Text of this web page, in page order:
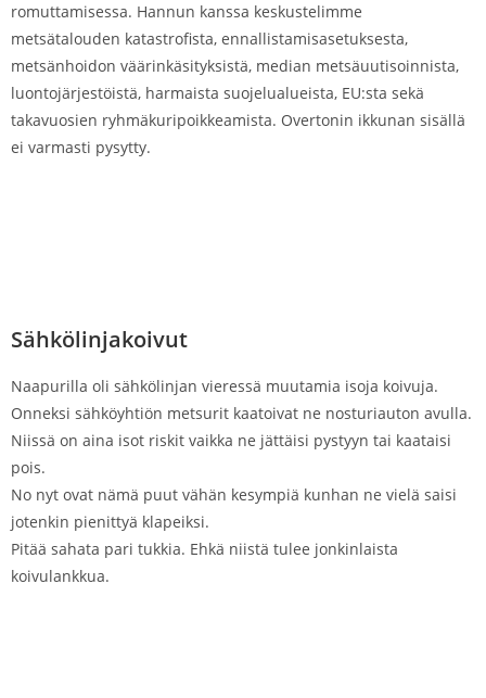
romuttamisessa. Hannun kanssa keskustelimme
metsätalouden katastrofista, ennallistamisasetuksesta,
metsänhoidon väärinkäsityksistä, median metsäuutisoinnista,
luontojärjestöistä, harmaista suojelualueista, EU:sta sekä
takavuosien ryhmäkuripoikkeamista. Overtonin ikkunan sisällä
ei varmasti pysytty.
Sähkölinjakoivut
Naapurilla oli sähkölinjan vieressä muutamia isoja koivuja.
Onneksi sähköyhtiön metsurit kaatoivat ne nosturiauton avulla.
Niissä on aina isot riskit vaikka ne jättäisi pystyyn tai kaataisi
pois.
No nyt ovat nämä puut vähän kesympiä kunhan ne vielä saisi
jotenkin pienittyä klapeiksi.
Pitää sahata pari tukkia. Ehkä niistä tulee jonkinlaista
koivulankkua.